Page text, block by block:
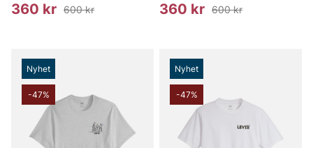
360 kr 600 kr 360 kr 600 kr
Nyhet
-47%
Nyhet
-47%